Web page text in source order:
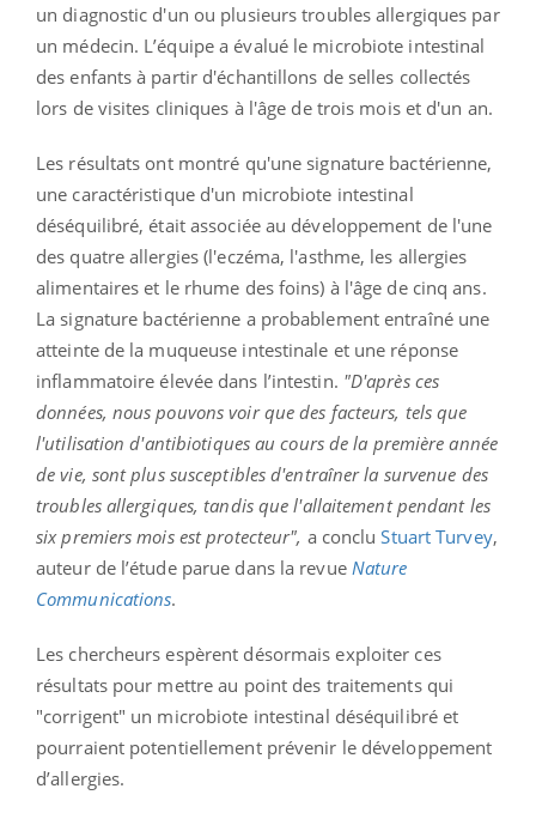
un diagnostic d'un ou plusieurs troubles allergiques par
un médecin. L’équipe a évalué le microbiote intestinal
des enfants à partir d'échantillons de selles collectés
lors de visites cliniques à l'âge de trois mois et d'un an.
Les résultats ont montré qu'une signature bactérienne,
une caractéristique d'un microbiote intestinal
déséquilibré, était associée au développement de l'une
des quatre allergies (l'eczéma, l'asthme, les allergies
alimentaires et le rhume des foins) à l'âge de cinq ans.
La signature bactérienne a probablement entraîné une
atteinte de la muqueuse intestinale et une réponse
inflammatoire élevée dans l’intestin. "D'après ces
données, nous pouvons voir que des facteurs, tels que
l'utilisation d'antibiotiques au cours de la première année
de vie, sont plus susceptibles d'entraîner la survenue des
troubles allergiques, tandis que l'allaitement pendant les
six premiers mois est protecteur", a concluStuart Turvey,
auteur de l’étude parue dans la revue Nature
Communications.
Les chercheurs espèrent désormais exploiter ces
résultats pour mettre au point des traitements qui
"corrigent" un microbiote intestinal déséquilibré et
pourraient potentiellement prévenir le développement
d’allergies.